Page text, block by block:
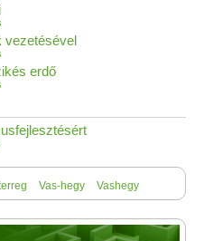
vezetésével
erdő
Vas-hegy Vashegy